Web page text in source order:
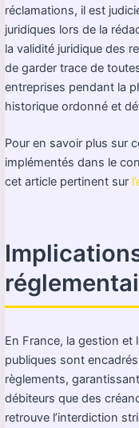
réclamations, il est
juridiques lors de la
la validité juridique des
de garder trace de
entreprises pendant la
historique ordonné et
Pour en savoir plus sur
implémentés dans le
cet article pertinent sur
En France, la gestion et
publiques sont
règlements,
débiteurs que des
retrouve l’interdiction